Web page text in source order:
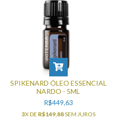
SPIKENARD ÓLEO ESSENCIAL
NARDO - 5ML
R$449,63
3X DE R$149,88SEM JUROS